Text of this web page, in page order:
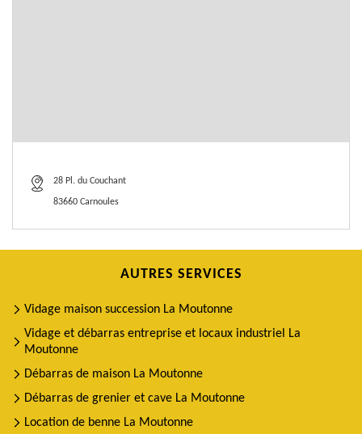
28 Pl. du Couchant
83660 Carnoules
AUTRES SERVICES
Vidage maison succession La Moutonne
Vidage et débarras entreprise et locaux industriel La
Moutonne
Débarras de maison La Moutonne
Débarras de grenier et cave La Moutonne
Location de benne La Moutonne